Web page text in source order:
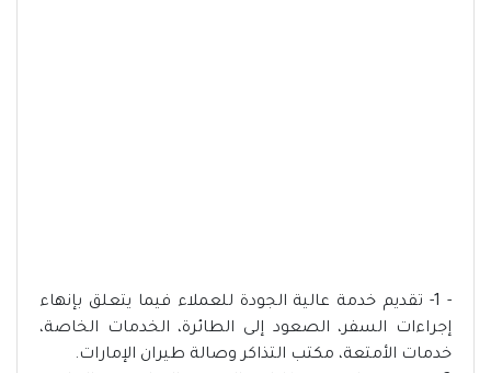
- 1- تقديم خدمة عالية الجودة للعملاء فيما يتعلق بإنهاء
إجراءات السفر، الصعود إلى الطائرة، الخدمات الخاصة،
خدمات الأمتعة، مكتب التذاكر وصالة طيران الإمارات.